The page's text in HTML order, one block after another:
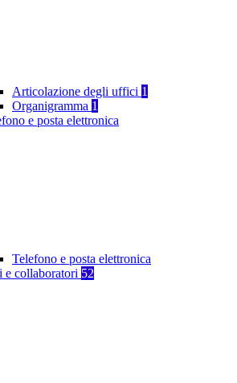
Articolazione degli uffici 1
Organigramma 1
e posta elettronica
Telefono e posta elettronica
e collaboratori 52